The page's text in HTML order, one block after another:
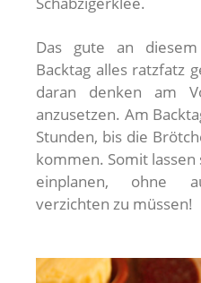
Das gute an
Backtag alles ratzfatz
daran denken am
anzusetzen. Am
Stunden, bis die
kommen. Somit lassen
einplanen, ohne
verzichten zu müssen!